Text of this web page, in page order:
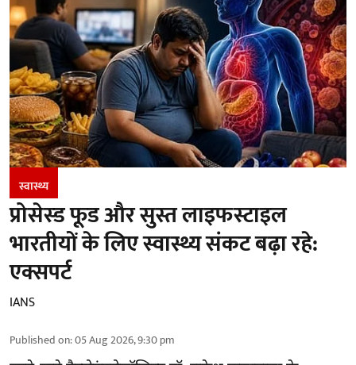
स्वास्थ्य
प्रोसेस्ड फूड और सुस्त लाइफस्टाइल
भारतीयों के लिए स्वास्थ्य संकट बढ़ा रहे:
एक्सपर्ट
IANS
Published on:05 Aug 2026, 9:30 pm